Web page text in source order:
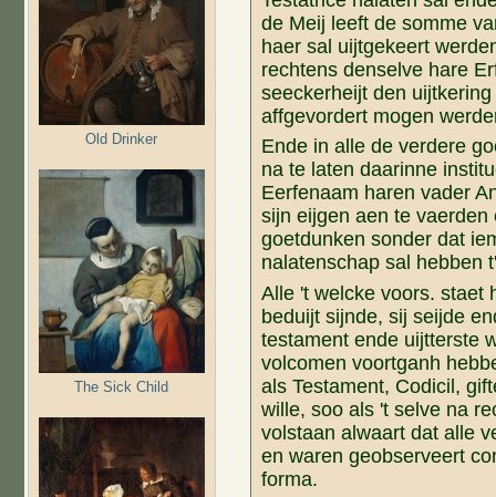
Old Drinker
The Sick Child
de Meij leeft de somme
haer sal uijtgekeert
rechtens denselve hare
seeckerheijt den
affgevordert mogen
Ende in alle de verdere
na te laten daarinne
Eerfenaam haren vader
sijn eijgen aen te
goetdunken sonder dat
nalatenschap sal hebben
Alle 't welcke voors. staet
beduijt sijnde, sij seijde
testament ende uijtterste
volcomen voortganh
als Testament, Codicil,
wille, soo als 't selve na
volstaan alwaart dat alle
en waren geobserveert
forma.